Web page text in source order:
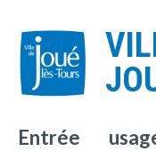
Entrée